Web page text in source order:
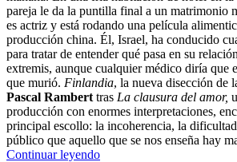
pareja le da la puntilla final a un matrimonio
es actriz y está rodando una película
producción china. Él, Israel, ha conducido
para tratar de entender qué pasa en su
extremis, aunque cualquier médico diría que
que murió. Finlandia, la nueva disección de
Pascal Rambert tras La clausura del amor,
producción con enormes interpretaciones,
principal escollo: la incoherencia, la
público que aquello que se nos enseña hay
Continuar leyendo“Diatriba